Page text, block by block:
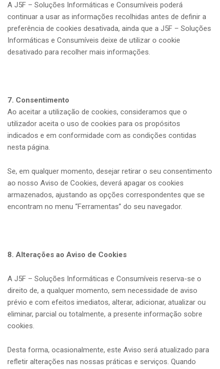
A J5F – Soluções Informáticas e Consumíveis poderá
continuar a usar as informações recolhidas antes de definir a
preferência de cookies desativada, ainda que a J5F – Soluções
Informáticas e Consumíveis deixe de utilizar o cookie
desativado para recolher mais informações.
7. Consentimento
Ao aceitar a utilização de cookies, consideramos que o
utilizador aceita o uso de cookies para os propósitos
indicados e em conformidade com as condições contidas
nesta página.
Se, em qualquer momento, desejar retirar o seu consentimento
ao nosso Aviso de Cookies, deverá apagar os cookies
armazenados, ajustando as opções correspondentes que se
encontram no menu “Ferramentas” do seu navegador.
8. Alterações ao Aviso de Cookies
A J5F – Soluções Informáticas e Consumíveis reserva-se o
direito de, a qualquer momento, sem necessidade de aviso
prévio e com efeitos imediatos, alterar, adicionar, atualizar ou
eliminar, parcial ou totalmente, a presente informação sobre
cookies.
Desta forma, ocasionalmente, este Aviso será atualizado para
refletir alterações nas nossas práticas e serviços. Quando